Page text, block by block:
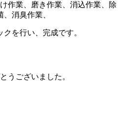
作業、磨き作業、消込作業、除
、消臭作業、
クを行い、完成です。
うございました。